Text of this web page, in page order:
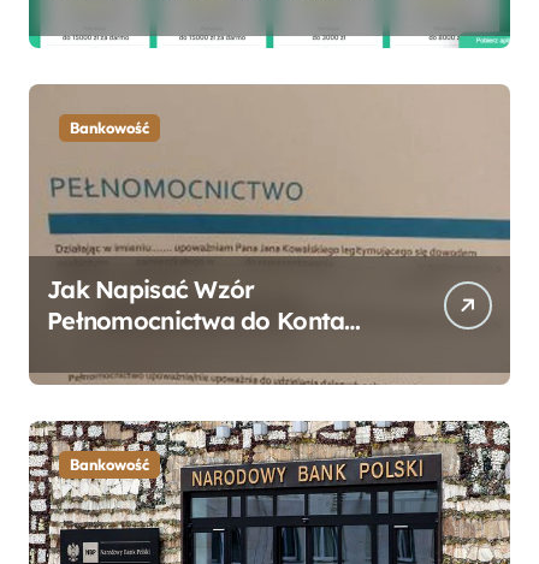
Bankowość
Jak Napisać Wzór
Pełnomocnictwa do Konta
Przewodnik
Bankowość